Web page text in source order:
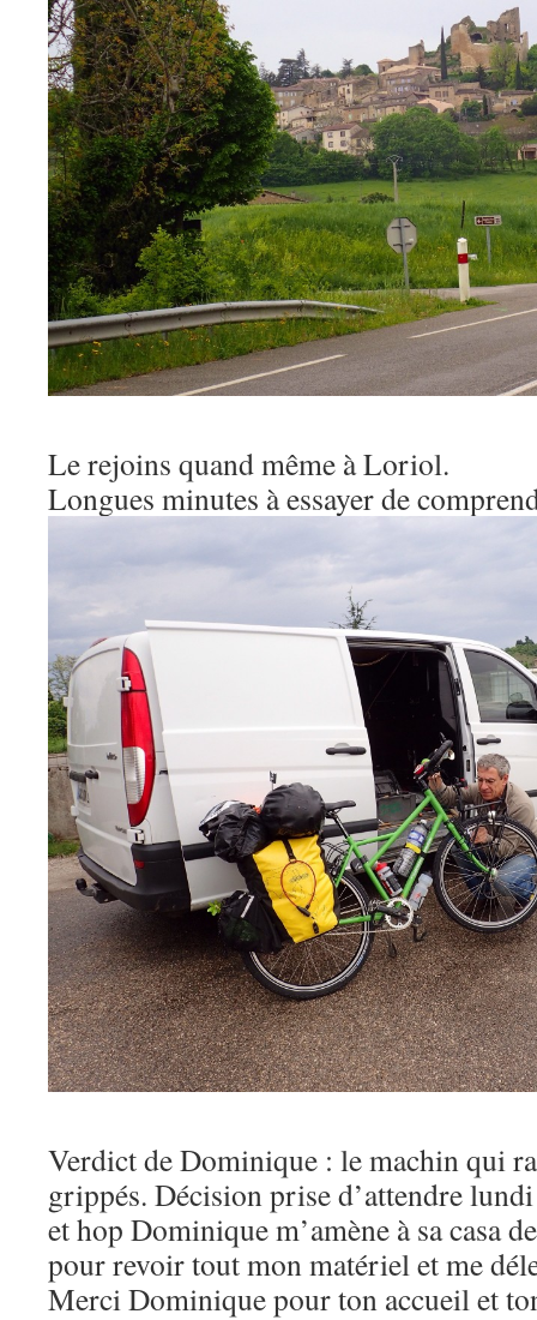
Le rejoins quand même à Loriol.
Longues minutes à essayer de
Verdict de Dominique : le machin qui
grippés. Décision prise d’attendre
et hop Dominique m’amène à sa casa
pour revoir tout mon matériel et me
Merci Dominique pour ton accueil et